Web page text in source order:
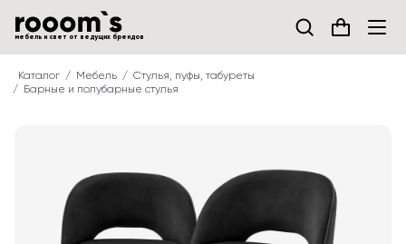
мебель и свет от ведущих брендов
Каталог Мебель
Стулья, пуфы, табуреты
Барные и полубарные стулья